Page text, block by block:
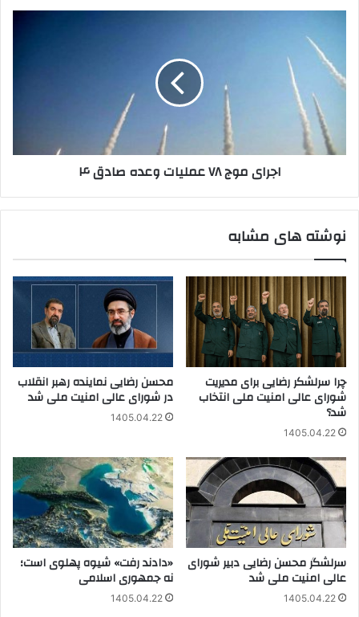
عملیات
وعده
اجرای موج ۷۸ عملیات وعده صادق ۴
نوشته های مشابه
چرا سرلشکر رضایی برای مدیریت
شورای عالی امنیت ملی انتخاب
شد؟
1405.04.22
محسن رضایی نماینده رهبر انقلاب
در شورای عالی امنیت ملی شد
1405.04.22
سرلشگر محسن رضایی دبیر شورای
عالی امنیت ملی شد
1405.04.22
«دادند رفت» شیوه پهلوی است؛
نه جمهوری اسلامی
1405.04.22